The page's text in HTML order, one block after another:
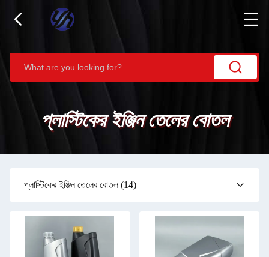
প্লাস্টিকের ইঞ্জিন তেলের বোতল
প্লাস্টিকের ইঞ্জিন তেলের বোতল(14)